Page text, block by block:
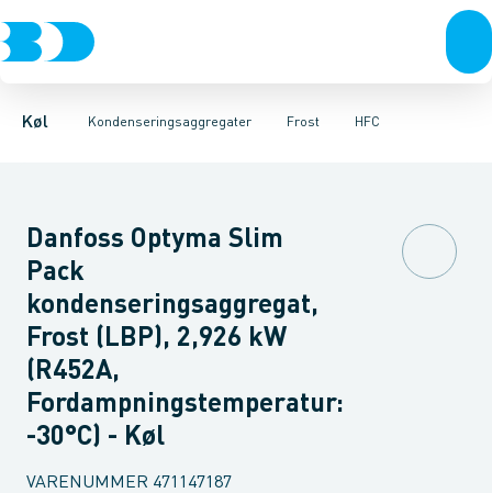
Køl Kondenseringsaggregater
KompressorerKondenseringsaggregater Fordampere
Frost
Frost Tilbehør & reservedele HFC
HFC R290
Danfoss Optyma Slim
Pack
kondenseringsaggregat,
Frost (LBP), 2,926 kW
(R452A,
Fordampningstemperatur:
-30°C) - Køl
VARENUMMER 471147187